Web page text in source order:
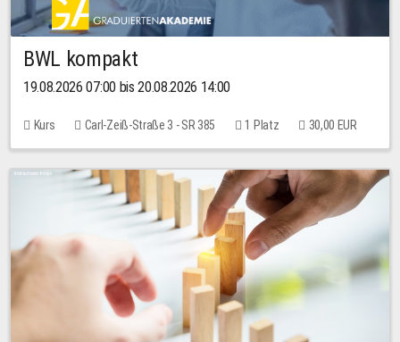
BWL kompakt
19.08.2026 07:00 bis 20.08.2026 14:00
Kurs Carl-Zeiß-Straße 3 - SR 385 1 Platz 30,00 EUR